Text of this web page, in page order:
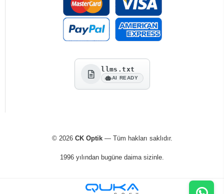
llms.txt
AI READY
© 2026 CK Optik— Tüm hakları saklıdır.
1996 yılından bugüne daima sizinle.